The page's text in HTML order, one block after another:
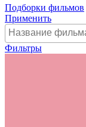
Подборки фильмов
Применить
Фильтры